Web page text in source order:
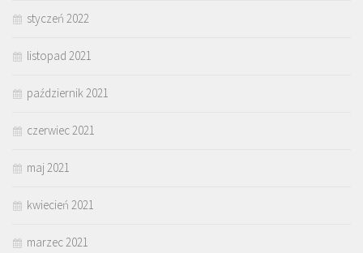
styczeń 2022
listopad 2021
październik 2021
czerwiec 2021
maj 2021
kwiecień 2021
marzec 2021